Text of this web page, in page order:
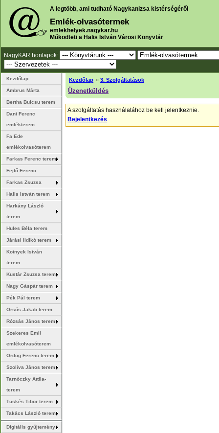
A legtöbb, ami tudható Nagykanizsa kistérségéről
Emlék-olvasótermek
emlekhelyek.nagykar.hu
Működteti a Halis István Városi Könyvtár
NagyKAR honlapok:
Kezdőlap »3. Szolgáltatások
Üzenetküldés
A szolgáltatás használatához be kell jelentkeznie.
Bejelentkezés
Kezdőlap
Ambrus Márta
Bertha Bulcsu terem
Dani Ferenc
emlékterem
Fa Ede
emlékolvasóterem
Farkas Ferenc terem
Fejtő Ferenc
Farkas Zsuzsa
Halis István terem
Harkány László
terem
Hules Béla terem
Járási Ildikó terem
Kotnyek István
terem
Kustár Zsuzsa terem
Nagy Gáspár terem
Pék Pál terem
Orsós Jakab terem
Rózsás János terem
Szekeres Emil
emlékolvasóterem
Ördög Ferenc terem
Szoliva János terem
Tarnóczky Attila-
terem
Tüskés Tibor terem
Takács László terem
Digitális gyűjtemény